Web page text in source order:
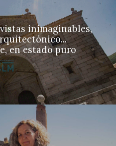
inimaginables,
en estado puro